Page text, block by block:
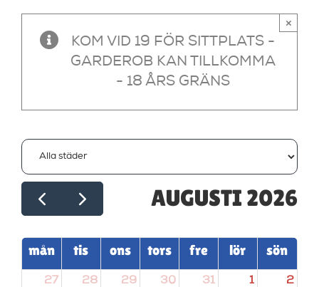
KOM VID 19 FÖR SITTPLATS -
GARDEROB KAN TILLKOMMA
- 18 ÅRS GRÄNS
×
AUGUSTI 2026
mån tis ons tors fre lör sön
27 28 29 30 31 1 2